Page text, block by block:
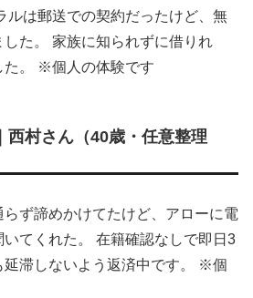
ルは郵送での契約だったけど、無
た。 家族に知られずに借りれ
た。 ※個人の体験です
村さん（40歳・任意整理
ず諦めかけてたけど、アローに電
てくれた。 在籍確認なしで即日3
延滞しないよう返済中です。 ※個